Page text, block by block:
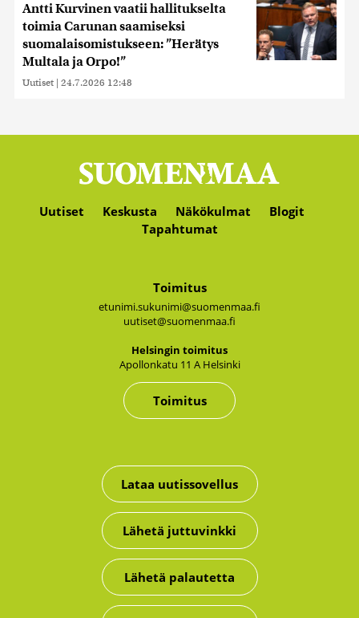
Antti Kurvinen vaatii hallitukselta
toimia Carunan saamiseksi
suomalaisomistukseen: ”Herätys
Multala ja Orpo!”
Uutiset | 24.7.2026 12:48
Uutiset Keskusta Näkökulmat
Blogit
Tapahtumat
Toimitus
etunimi.sukunimi@suomenmaa.fi
uutiset@suomenmaa.fi
Hel­sin­gin toi­mi­tus
Apol­lon­ka­tu 11 A Hel­sin­ki
Toimitus
Lataa uutissovellus
Lähetä juttuvinkki
Lähetä palautetta